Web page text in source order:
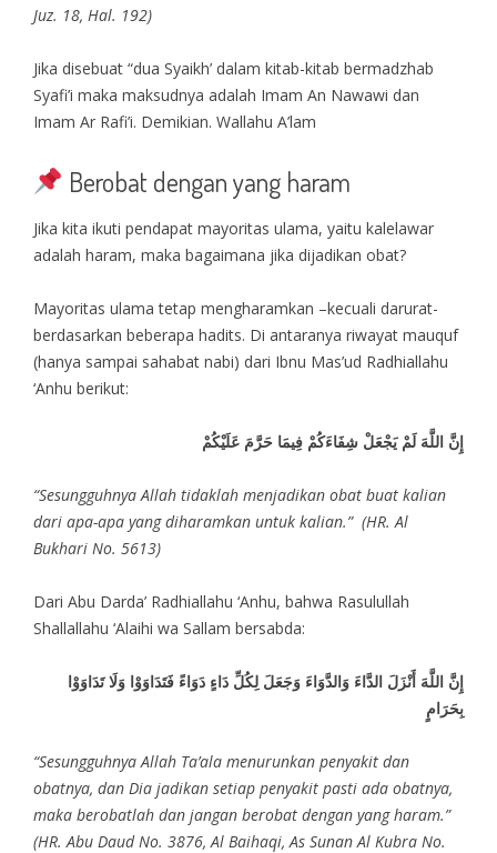
Juz. 18, Hal. 192)
Jika disebuat “dua Syaikh’ dalam kitab-kitab bermadzhab
Syafi’i maka maksudnya adalah Imam An Nawawi dan
Imam Ar Rafi’i. Demikian. Wallahu A’lam
Berobat dengan yang haram
Jika kita ikuti pendapat mayoritas ulama, yaitu kalelawar
adalah haram, maka bagaimana jika dijadikan obat?
Mayoritas ulama tetap mengharamkan –kecuali darurat-
berdasarkan beberapa hadits. Di antaranya riwayat mauquf
(hanya sampai sahabat nabi) dari Ibnu Mas’ud Radhiallahu
‘Anhu berikut:
إِنَّ اللَّهَ لَمْ يَجْعَلْ شِفَاءَكُمْ فِيمَا حَرَّمَ عَلَيْكُمْ
“Sesungguhnya Allah tidaklah menjadikan obat buat kalian
dari apa-apa yang diharamkan untuk kalian.” (HR. Al
Bukhari No. 5613)
Dari Abu Darda’ Radhiallahu ‘Anhu, bahwa Rasulullah
Shallallahu ‘Alaihi wa Sallam bersabda:
إِنَّ اللَّهَ أَنْزَلَ الدَّاءَ وَالدَّوَاءَ وَجَعَلَ لِكُلِّ دَاءٍ دَوَاءً فَتَدَاوَوْا وَلَا تَدَاوَوْا
بِحَرَامٍ
“Sesungguhnya Allah Ta’ala menurunkan penyakit dan
obatnya, dan Dia jadikan setiap penyakit pasti ada obatnya,
maka berobatlah dan jangan berobat dengan yang haram.”
(HR. Abu Daud No. 3876, Al Baihaqi, As Sunan Al Kubra No.